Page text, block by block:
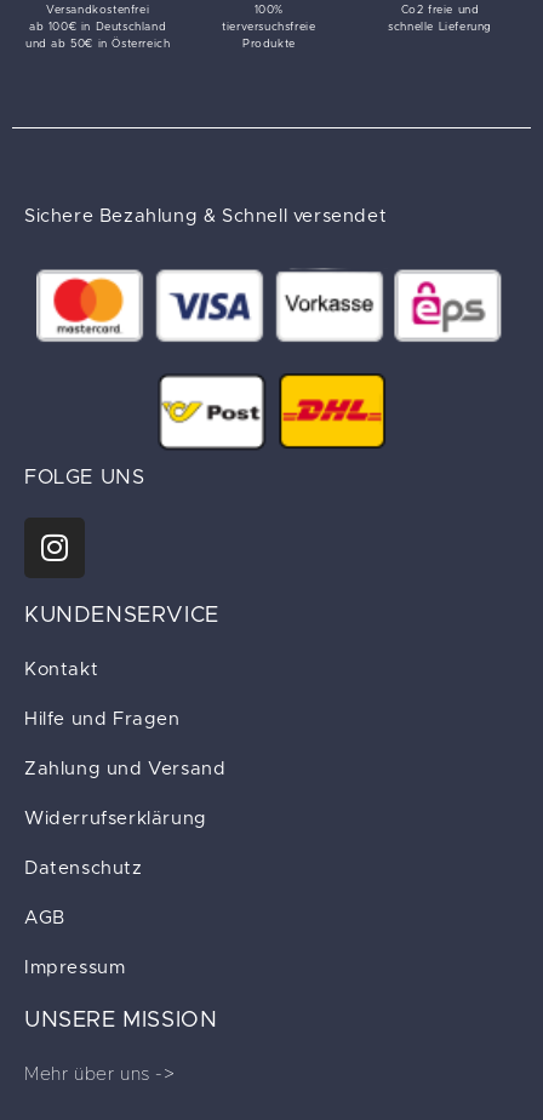
Versandkostenfrei
ab 100€ in Deutschland
und ab 50€ in Österreich
100%
tierversuchsfreie
Produkte
Co2 freie und
schnelle Lieferung
Sichere Bezahlung & Schnell versendet
FOLGE UNS
KUNDENSERVICE
Kontakt
Hilfe und Fragen
Zahlung und Versand
Widerrufserklärung
Datenschutz
AGB
Impressum
UNSERE MISSION
Mehr über uns ->